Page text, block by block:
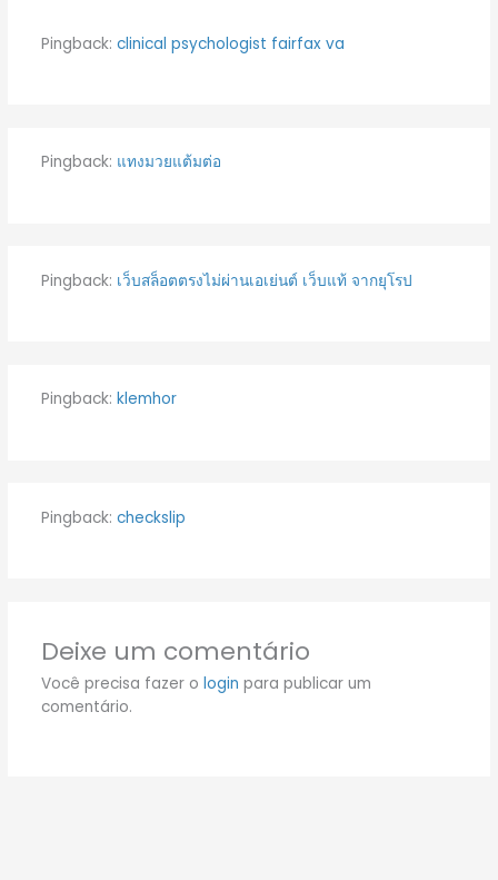
Pingback: clinical psychologist fairfax va
Pingback: แทงมวยแต้มต่อ
Pingback: เว็บสล็อตตรงไม่ผ่านเอเย่นต์ เว็บแท้ จากยุโรป
Pingback: klemhor
Pingback: checkslip
Deixe um comentário
Você precisa fazer o login para publicar um
comentário.